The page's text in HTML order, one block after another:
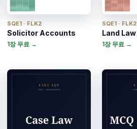
SQE1 · FLK2
Solicitor Accounts
1장 무료 →
SQE1 · FLK2
Land Law
1장 무료 →